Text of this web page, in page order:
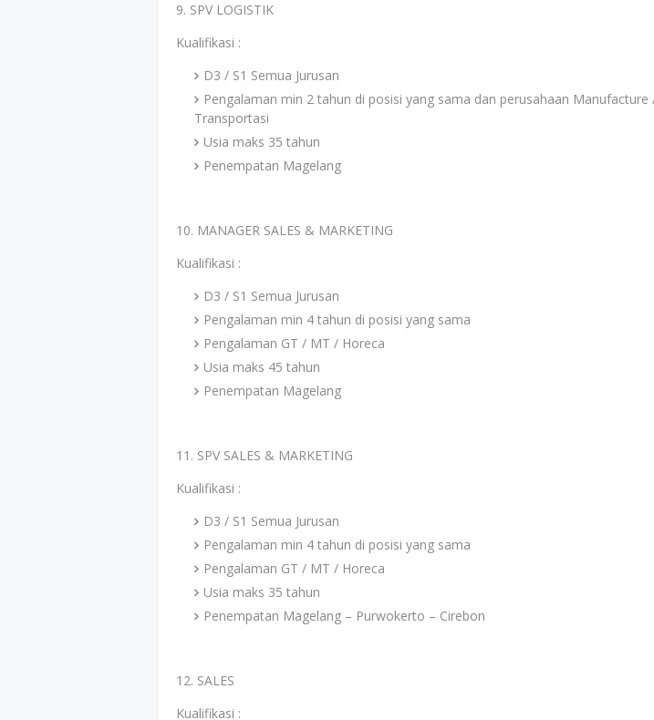
9. SPV LOGISTIK
Kualifikasi :
D3 / S1 Semua Jurusan
Pengalaman min 2 tahun di posisi yang sama dan perusahaan Manufacture
Transportasi
Usia maks 35 tahun
Penempatan Magelang
10. MANAGER SALES & MARKETING
Kualifikasi :
D3 / S1 Semua Jurusan
Pengalaman min 4 tahun di posisi yang sama
Pengalaman GT / MT / Horeca
Usia maks 45 tahun
Penempatan Magelang
11. SPV SALES & MARKETING
Kualifikasi :
D3 / S1 Semua Jurusan
Pengalaman min 4 tahun di posisi yang sama
Pengalaman GT / MT / Horeca
Usia maks 35 tahun
Penempatan Magelang – Purwokerto – Cirebon
12. SALES
Kualifikasi :